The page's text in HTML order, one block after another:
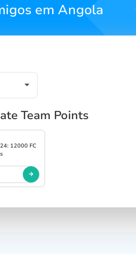
em Angola
Team Points
12000 FC